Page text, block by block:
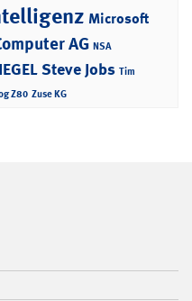
Microsoft
AG NSA
Steve Jobs Tim
Z80 Zuse KG